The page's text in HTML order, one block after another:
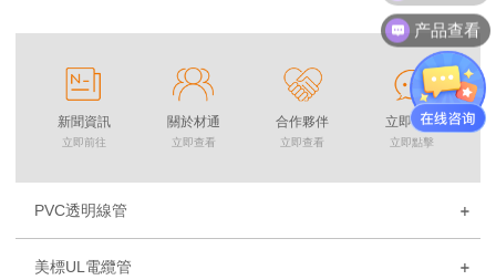
新聞資訊
立即前往
關於材通
立即查看
合作夥伴
立即查看
立即谘詢
立即點擊
PVC透明線管
美標UL電纜管
产品查看